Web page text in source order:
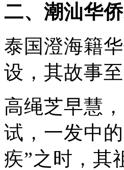
二、潮汕华
泰国澄海籍
设，其故事
高绳芝早慧
试，一发中
疾”之时，其